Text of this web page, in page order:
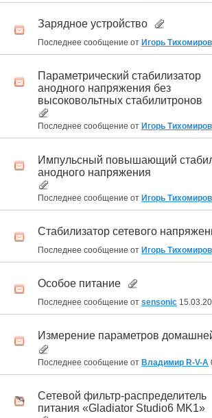
Зарядное устройство
Последнее сообщение от Игорь Тихомиров
Параметрический стабилизатор
анодного напряжения без
высоковольтных стабилитронов
Последнее сообщение от Игорь Тихомиров
Импульсный повышающий
анодного напряжения
Последнее сообщение от Игорь Тихомиров
Стабилизатор сетевого
Последнее сообщение от Игорь Тихомиров
Особое питание
Последнее сообщение от sensonic
Измерение параметров
Последнее сообщение от Владимир R-V-A
Сетевой фильтр-распределитель
питания «Gladiator Studio6 MK1»